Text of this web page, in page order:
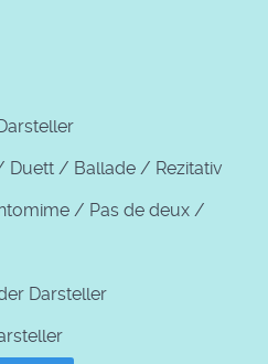
Duett / Ballade / Rezitativ
/ Pas de deux /
Darsteller